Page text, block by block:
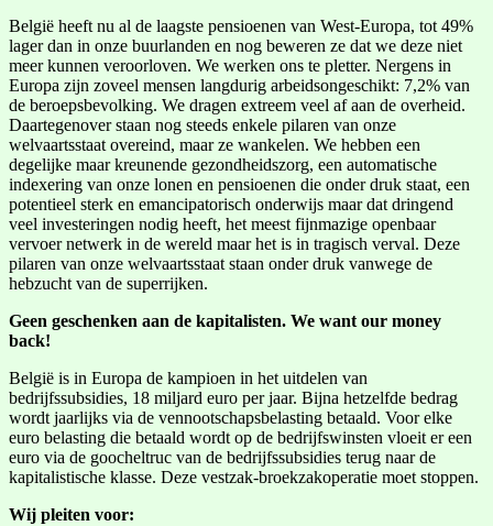
België heeft nu al de laagste pensioenen van West-Europa, tot 49%
lager dan in onze buurlanden en nog beweren ze dat we deze niet
meer kunnen veroorloven. We werken ons te pletter. Nergens in
Europa zijn zoveel mensen langdurig arbeidsongeschikt: 7,2% van
de beroepsbevolking. We dragen extreem veel af aan de overheid.
Daartegenover staan nog steeds enkele pilaren van onze
welvaartsstaat overeind, maar ze wankelen. We hebben een
degelijke maar kreunende gezondheidszorg, een automatische
indexering van onze lonen en pensioenen die onder druk staat, een
potentieel sterk en emancipatorisch onderwijs maar dat dringend
veel investeringen nodig heeft, het meest fijnmazige openbaar
vervoer netwerk in de wereld maar het is in tragisch verval. Deze
pilaren van onze welvaartsstaat staan onder druk vanwege de
hebzucht van de superrijken.
Geen geschenken aan de kapitalisten. We want our money
back!
België is in Europa de kampioen in het uitdelen van
bedrijfssubsidies, 18 miljard euro per jaar. Bijna hetzelfde bedrag
wordt jaarlijks via de vennootschapsbelasting betaald. Voor elke
euro belasting die betaald wordt op de bedrijfswinsten vloeit er een
euro via de goocheltruc van de bedrijfssubsidies terug naar de
kapitalistische klasse. Deze vestzak-broekzakoperatie moet stoppen.
Wij pleiten voor: